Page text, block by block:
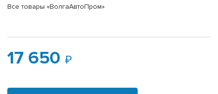
Все товары «ВолгаАвтоПром»
17 650